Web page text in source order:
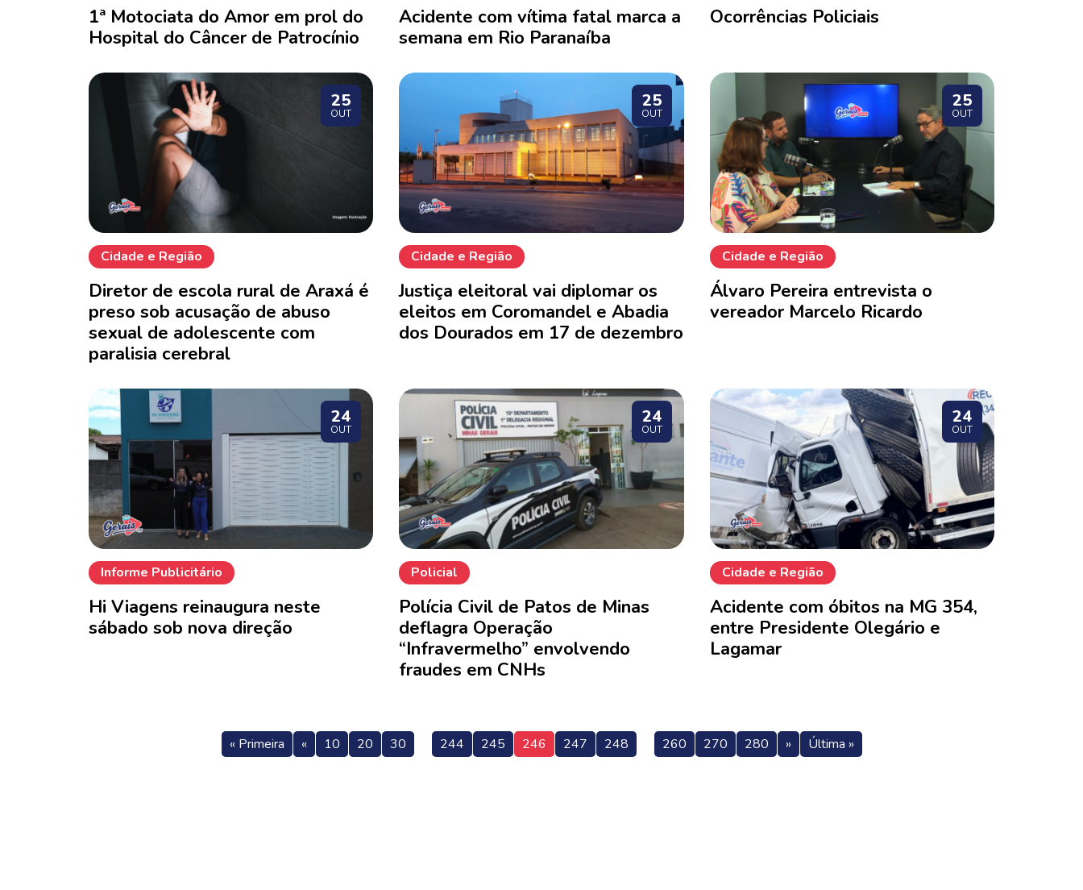
1ª Motociata do Amor em prol do
Hospital do Câncer de Patrocínio
Acidente com vítima fatal marca a
semana em Rio Paranaíba
Ocorrências Policiais
25
OUT
Cidade e Região
Diretor de escola rural de Araxá é
preso sob acusação de abuso
sexual de adolescente com
paralisia cerebral
25
OUT
Cidade e Região
Justiça eleitoral vai diplomar os
eleitos em Coromandel e Abadia
dos Dourados em 17 de dezembro
25
OUT
Cidade e Região
Álvaro Pereira entrevista o
vereador Marcelo Ricardo
24
OUT
Informe Publicitário
Hi Viagens reinaugura neste
sábado sob nova direção
24
OUT
Policial
Polícia Civil de Patos de Minas
deflagra Operação
“Infravermelho” envolvendo
fraudes em CNHs
24
OUT
Cidade e Região
Acidente com óbitos na MG 354,
entre Presidente Olegário e
Lagamar
« Primeira « 10 20 30 244 245 246 247 248 260 270 280 » Última »